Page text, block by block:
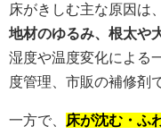
床がきしむ主な原因は、
地材のゆるみ、根太や
湿度や温度変化による
度管理、市販の補修剤
一方で、
床が沈む・ふ